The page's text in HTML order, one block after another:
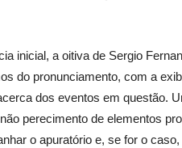
inicial, a oitiva de Sergio
do pronunciamento, com a
dos eventos em questão.
perecimento de elementos
o apuratório e, se for o